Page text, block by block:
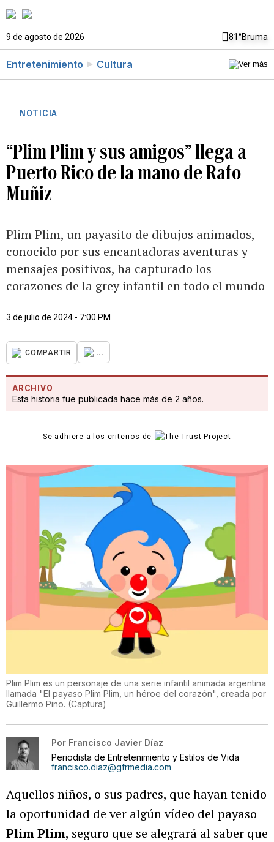
9 de agosto de 2026 81°Bruma
Entretenimiento Cultura
NOTICIA
“Plim Plim y sus amigos” llega a
Puerto Rico de la mano de Rafo
Muñiz
Plim Plim, un payasito de dibujos animados,
conocido por sus encantadoras aventuras y
mensajes positivos, ha capturado los
corazones de la grey infantil en todo el mundo
3 de julio de 2024 - 7:00 PM
COMPARTIR ...
ARCHIVO
Esta historia fue publicada hace más de 2 años.
Se adhiere a los criterios de
Plim Plim es un personaje de una serie infantil animada argentina
llamada "El payaso Plim Plim, un héroe del corazón", creada por
Guillermo Pino. (Captura)
Por Francisco Javier Díaz
Periodista de Entretenimiento y Estilos de Vida
francisco.diaz@gfrmedia.com
Aquellos niños, o sus padres, que hayan tenido
la oportunidad de ver algún vídeo del payaso
Plim Plim, seguro que se alegrará al saber que